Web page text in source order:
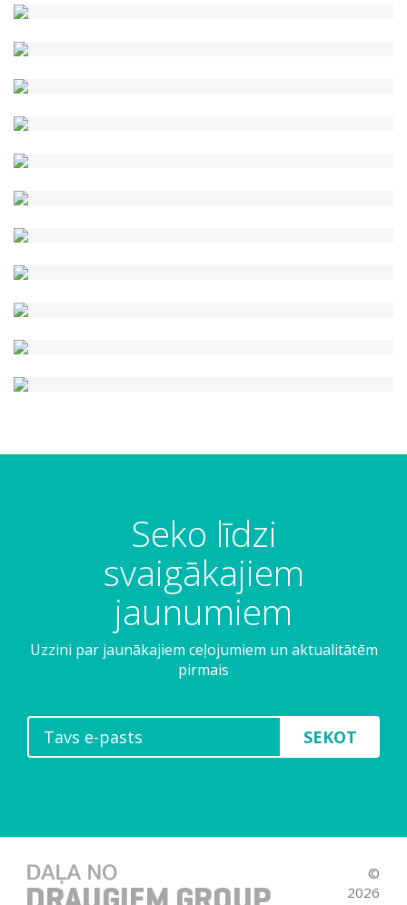
Seko līdzi
svaigākajiem
jaunumiem
Uzzini par jaunākajiem ceļojumiem un aktualitātēm
pirmais
SEKOT
©
2026